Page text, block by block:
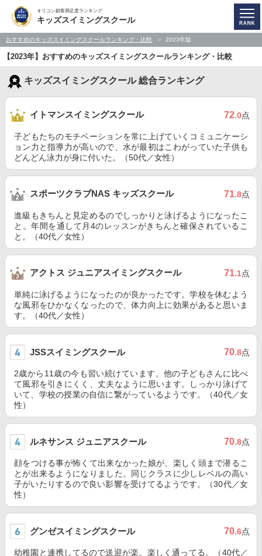
オリコン顧客満足度ランキング
キッズスイミングスクール
おすすめのキッズスイミングスクールランキング・比較 2023年版
【2023年】おすすめのキッズスイミングスクールランキング・比較
キッズスイミングスクール 総合ランキング
イトマンスイミングスクール 72.0点
子どもたちのモチベーションを常に上げていくコミュニケーシ
ョン力と指導力が高いので、水が最初はこわがっていた子供も
どんどん泳力が身に付いた。（50代／女性）
スポーツクラブNAS キッズスクール 71.8点
進級もきちんと見定めるのでしっかりと泳げるようになったこ
と。年間を通して月4のレッスンがきちんと確保されているこ
と。（40代／女性）
アクトス ジュニアスイミングスクール 71.1点
単純に泳げるようになったのが良かったです。学校を休むよう
な風邪をひかなくなったので、体力向上に効果があると思いま
す。（40代／女性）
JSSスイミングスクール 70.8点
2歳から11歳の今も習い続けています。他の子どもさんに比べ
て風邪を引きにくく、丈夫なように思います。しっかり泳げて
いて、学校の授業の自信に繋がっているようです。（40代／女
性）
ルネサンス ジュニアスクール 70.8点
顔をつける事が怖くて出来なかった娘が、楽しく頭まで潜るこ
とが出来るようになりました。同じクラスに少しレベルの高い
子がいたりするので良い影響を受けてるようです。（30代／女
性）
グンゼスイミングスクール 70.6点
幼稚園と連携してるので送迎が楽。楽しく通ってる。（40代／